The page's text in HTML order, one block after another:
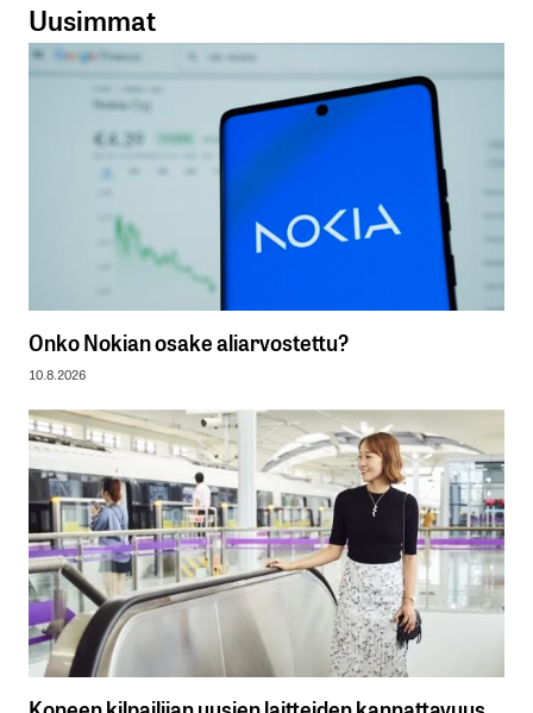
Uusimmat
Onko Nokian osake aliarvostettu?
10.8.2026